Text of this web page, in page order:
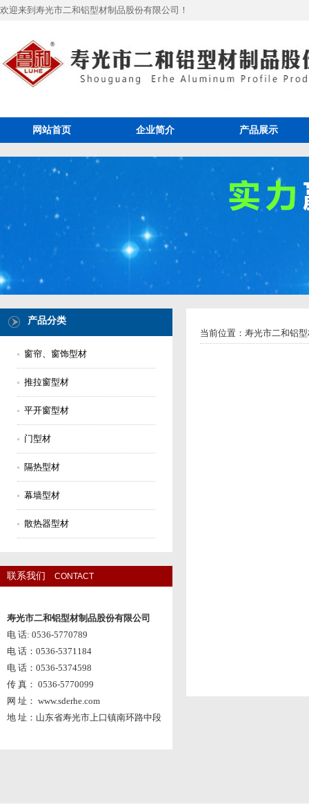
欢迎来到寿光市二和铝型材制品股份有限公司！
网站首页 企业简介 产品展示
产品分类
窗帘、窗饰型材
推拉窗型材
平开窗型材
门型材
隔热型材
幕墙型材
散热器型材
联系我们 CONTACT
寿光市二和铝型材制品股份有限公司
电 话: 0536-5770789
电 话：0536-5371184
电 话：0536-5374598
传 真： 0536-5770099
网 址： www.sderhe.com
地 址：山东省寿光市上口镇南环路中段
当前位置： 寿光市二和铝